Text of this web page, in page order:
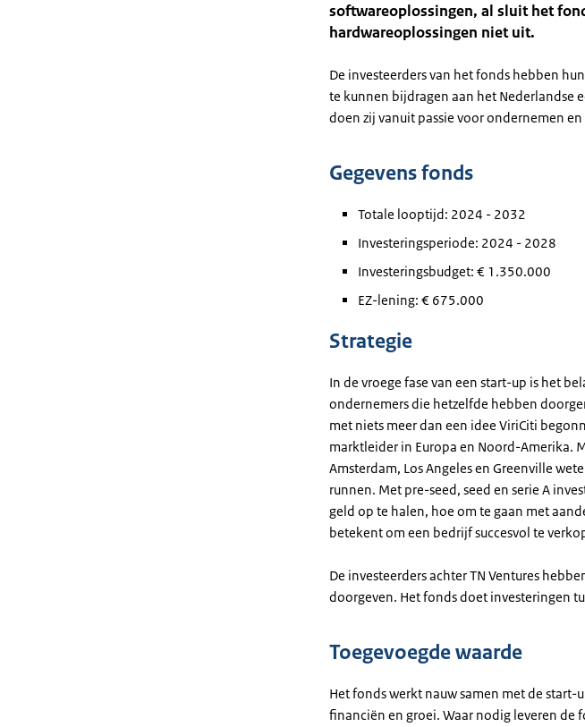
softwareoplossingen, al sluit het
hardwareoplossingen niet uit.
De investeerders van het fonds hebben
te kunnen bijdragen aan het Nederlandse
doen zij vanuit passie voor ondernemen
Gegevens fonds
Totale looptijd: 2024 - 2032
Investeringsperiode: 2024 - 2028
Investeringsbudget: € 1.350.000
EZ-lening: € 675.000
Strategie
In de vroege fase van een start-up is het
ondernemers die hetzelfde hebben
met niets meer dan een idee ViriCiti
marktleider in Europa en Noord-Amerika.
Amsterdam, Los Angeles en Greenville
runnen. Met pre-seed, seed en serie A
geld op te halen, hoe om te gaan met
betekent om een bedrijf succesvol te
De investeerders achter TN Ventures
doorgeven. Het fonds doet investeringen
Toegevoegde waarde
Het fonds werkt nauw samen met de start-
financiën en groei. Waar nodig leveren de